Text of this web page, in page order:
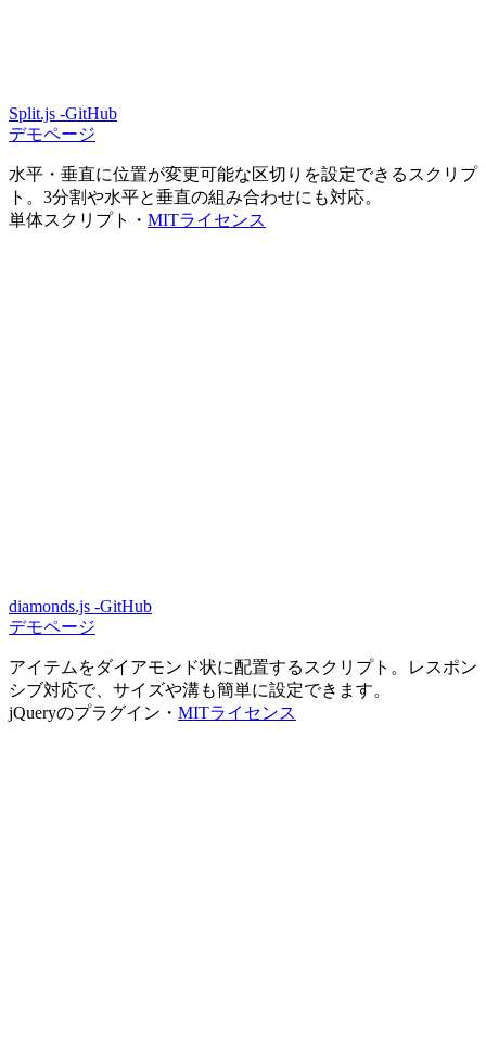
Split.js -GitHub
デモページ
水平・垂直に位置が変更可能な区切りを設定できるスクリプ
ト。3分割や水平と垂直の組み合わせにも対応。
単体スクリプト・ MITライセンス
diamonds.js -GitHub
デモページ
アイテムをダイアモンド状に配置するスクリプト。レスポン
シブ対応で、サイズや溝も簡単に設定できます。
jQueryのプラグイン・ MITライセンス